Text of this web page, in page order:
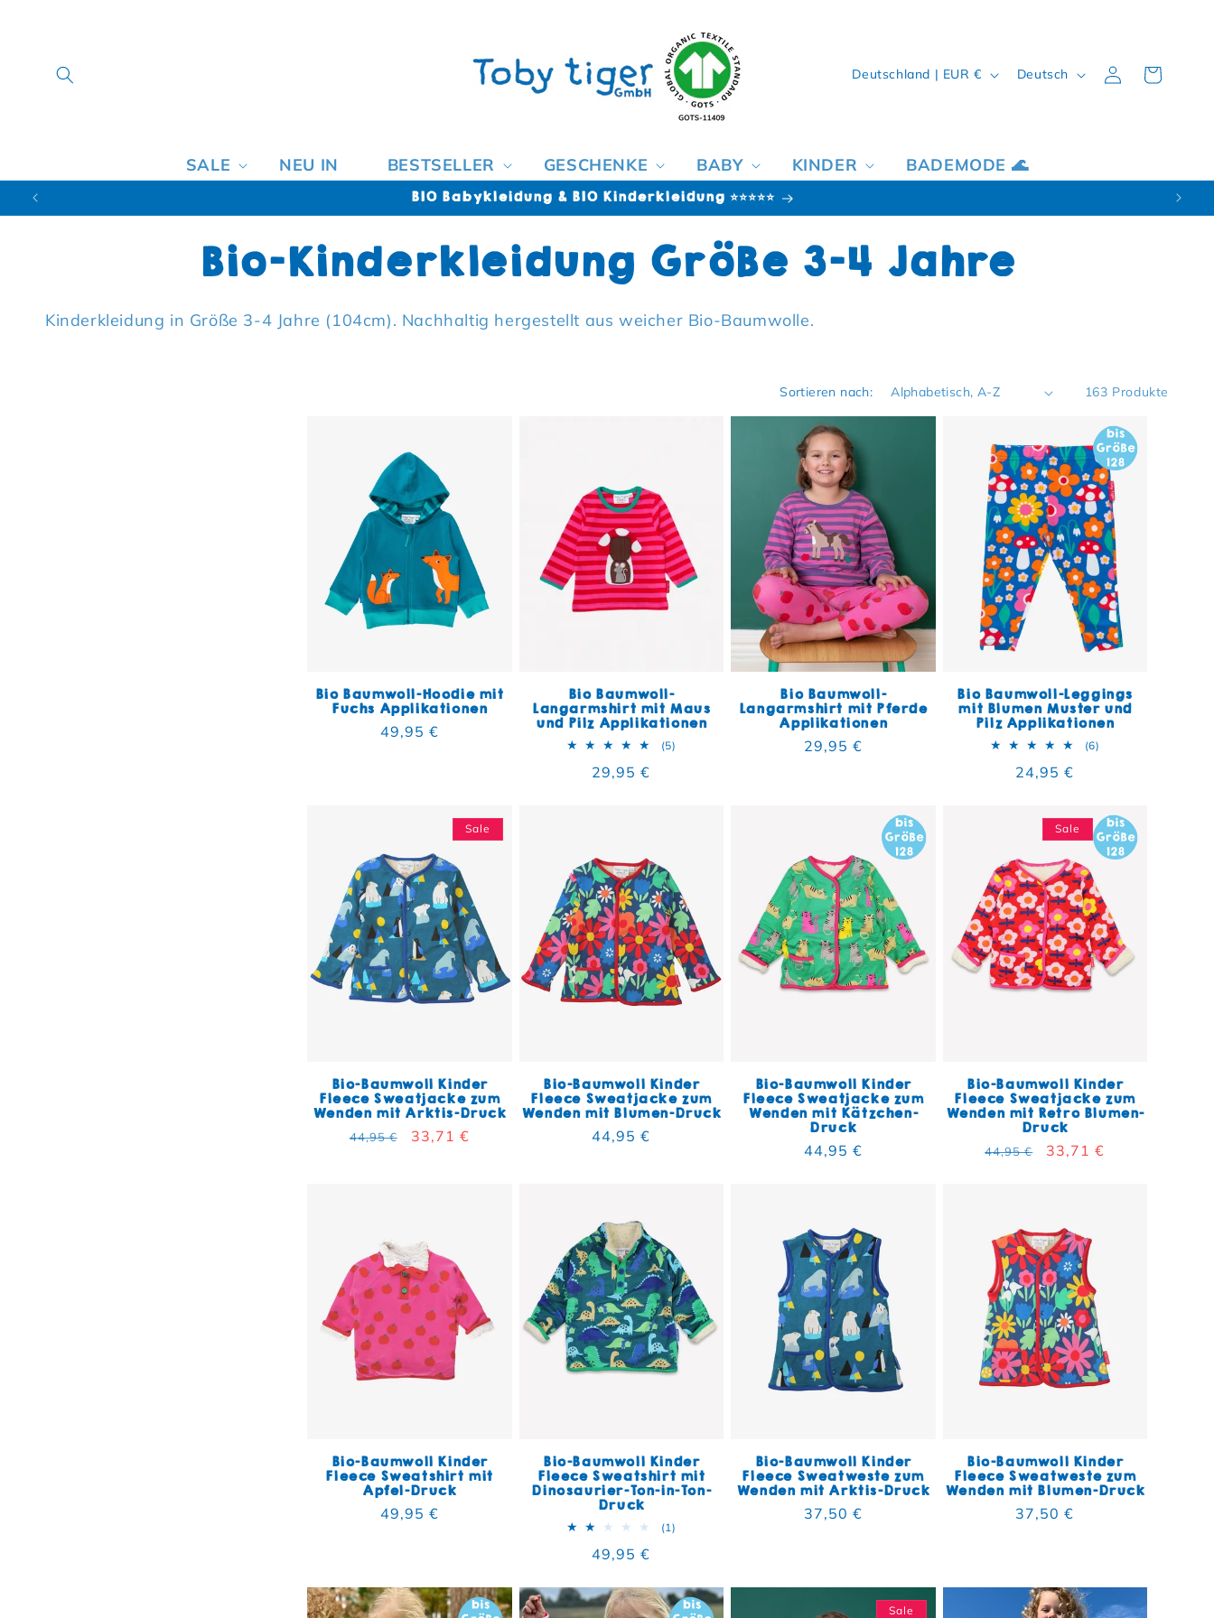
SALE NEU IN BESTSELLER GESCHENKE BABY KINDER BADEMODE 🌊
Land/Region
Deutschland | EUR € Sprache
Deutsch Einloggen
Warenkorb
BIO Babykleidung & BIO Kinderkleidung ⭐⭐⭐⭐⭐
Kategorie:
Bio-Kinderkleidung Größe 3-4 Jahre
Kinderkleidung in Größe 3-4 Jahre (104cm). Nachhaltig hergestellt aus weicher Bio-Baumwolle.
Sortieren nach: 163 Produkte
Bio Baumwoll-Hoodie mit
Fuchs Applikationen
Normaler Preis
49,95 €
Bio Baumwoll-
Langarmshirt mit Maus
und Pilz Applikationen
(5) 5 Bewertungen insgesamt
Normaler Preis
29,95 €
Bio Baumwoll-
Langarmshirt mit Pferde
Applikationen
Normaler Preis
29,95 €
Bio Baumwoll-Leggings
mit Blumen Muster und
Pilz Applikationen
(6)
Normaler Preis
24,95 €
Sale
Bio-Baumwoll Kinder
Fleece Sweatjacke zum
Wenden mit Arktis-Druck
Normaler Preis
44,95 € Verkaufspreis
33,71 €
Bio-Baumwoll Kinder
Fleece Sweatjacke zum
Wenden mit Blumen-Druck
Normaler Preis
44,95 €
Bio-Baumwoll Kinder
Fleece Sweatjacke zum
Wenden mit Kätzchen-
Druck
Normaler Preis
44,95 €
Sale
Bio-Baumwoll Kinder
Fleece Sweatjacke zum
Wenden mit Retro Blumen-
Druck
Normaler Preis
44,95 € Verkaufspreis
33,71 €
Bio-Baumwoll Kinder
Fleece Sweatshirt mit
Apfel-Druck
Normaler Preis
49,95 €
Bio-Baumwoll Kinder
Fleece Sweatshirt mit
Dinosaurier-Ton-in-Ton-
Druck
(1)
Normaler Preis
49,95 €
Bio-Baumwoll Kinder
Fleece Sweatweste zum
Wenden mit Arktis-Druck
Normaler Preis
37,50 €
Bio-Baumwoll Kinder
Fleece Sweatweste zum
Wenden mit Blumen-Druck
Normaler Preis
37,50 €
Sale